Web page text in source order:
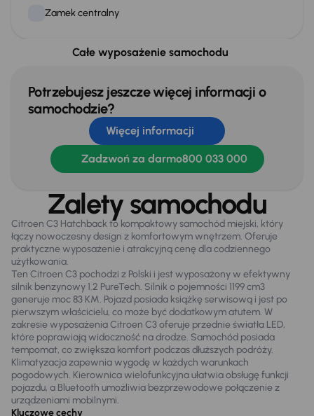
Zamek centralny
Kompresor -zestaw naprawczy
Tylne czujniki parkowania
Infotainment
Bluetooth
System sterowania głosem
Bezpieczeństwo
ABS
Airbag
ASR
Asystent podjazdu
Całe wyposażenie samochodu
Potrzebujesz jeszcze więcej informacji o
samochodzie?
Więcej informacji
Zadzwoń za darmo800 033 000
Zalety samochodu
Citroen C3 Hatchback to kompaktowy samochód miejski, który
łączy nowoczesny design z komfortowym wnętrzem. Oferuje
praktyczne wyposażenie i atrakcyjną cenę dla codziennego
użytkowania.
Ten Citroen C3 pochodzi z Polski i jest wyposażony w efektywny
silnik benzynowy 1.2 PureTech. Silnik o pojemności 1199 cm3
generuje moc 83 KM. Pojazd posiada książkę serwisową i jest po
pierwszym właścicielu, co może być dodatkowym atutem. W
zakresie wyposażenia Citroen C3 oferuje przednie światła LED,
które poprawiają widoczność na drodze. Samochód posiada
tempomat, co zwiększa komfort podczas dłuższych podróży.
Klimatyzacja zapewnia wygodę w każdych warunkach
pogodowych. Kierownica wielofunkcyjna ułatwia obsługę funkcji
pojazdu, a Bluetooth umożliwia bezprzewodowe połączenie z
urządzeniami mobilnymi.
Kluczowe cechy